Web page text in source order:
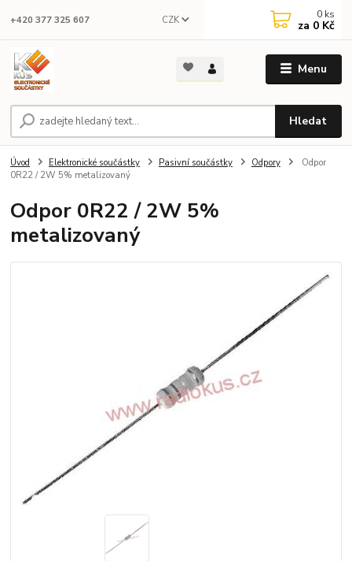
Menu
CZK
Hledat
+420 377 325 607 0 ks
za 0 Kč
Úvod Elektronické součástky Pasivní součástky Odpory
Odpor
0R22 / 2W 5% metalizovaný
Odpor 0R22 / 2W 5%
metalizovaný